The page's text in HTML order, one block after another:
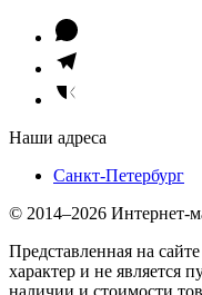
Наши адреса
Санкт-Петербург
© 2014–2026 Интернет-
Представленная на
характер и не